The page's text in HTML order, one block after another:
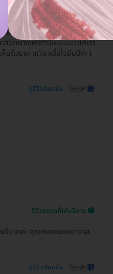
ตัดสินใจทำตาสองชั้นกับคุณ
ริง ดีเยี่ยม 100% ตั้งแต่เข้าจน
ม่กล้าไปทำกับคลินิค เราไว้ใจที่นี่
นิคบางแห่งที่มีคนแนะนำให้เรา
ด้วยนะ แต่เราเชื่อใจยันฮีค่ะ )
ดูรีวิวต้นฉบับ
รีวิวสถานที่ให้บริการ 🏥
มากค่ะ คุณหมอและพยาบาล
ดูรีวิวต้นฉบับ